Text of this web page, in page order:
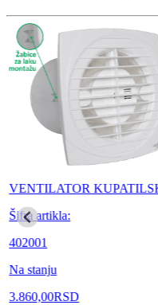
VENTILATOR
Šifra artikla:
402001
Na stanju
3.860,00RSD